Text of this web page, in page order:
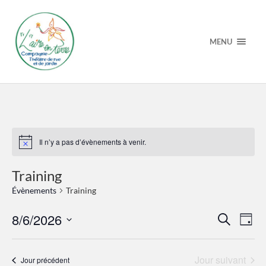
MENU
Notice Il n’y a pas d’évènements à venir.
Training
Évènements Training
Recherche
et
navigation
vues
Recherche
de
vues
Jour
8/6/2026
date.Jour précédent Jour suivant